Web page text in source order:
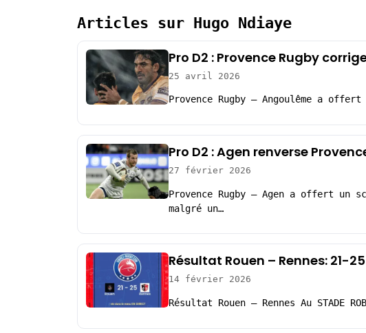
Articles sur Hugo Ndiaye
Pro D2 : Provence Rugby
25 avril 2026
Provence Rugby – Angoulême a
Pro D2 : Agen renverse
27 février 2026
Provence Rugby – Agen a offert un
malgré un…
Résultat Rouen – Rennes: 21-25
14 février 2026
Résultat Rouen – Rennes Au STADE